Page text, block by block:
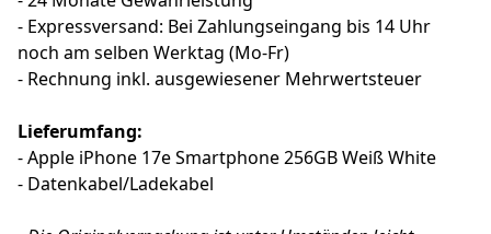
- Expressversand: Bei Zahlungseingang bis 14 Uhr
noch am selben Werktag (Mo-Fr)
- Rechnung inkl. ausgewiesener Mehrwertsteuer
Lieferumfang:
- Apple iPhone 17e Smartphone 256GB Weiß White
- Datenkabel/Ladekabel